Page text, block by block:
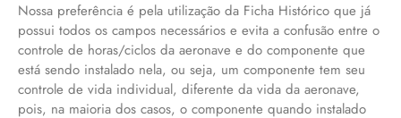
Nossa preferência é pela utilização da Ficha Histórico que já
possui todos os campos necessários e evita a confusão entre o
controle de horas/ciclos da aeronave e do componente que
está sendo instalado nela, ou seja, um componente tem seu
controle de vida individual, diferente da vida da aeronave,
pois, na maioria dos casos, o componente quando instalado